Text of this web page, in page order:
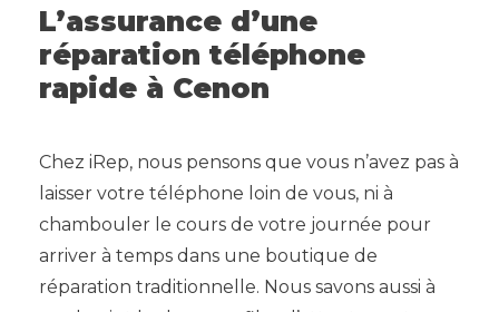
L’assurance d’une
réparation téléphone
rapide à Cenon
Chez iRep, nous pensons que vous n’avez pas à
laisser votre téléphone loin de vous, ni à
chambouler le cours de votre journée pour
arriver à temps dans une boutique de
réparation traditionnelle. Nous savons aussi à